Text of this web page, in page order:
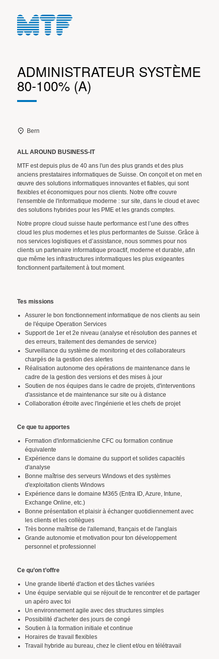
ADMINISTRATEUR SYSTÈME
80-100% (A)
Bern
ALL AROUND BUSINESS-IT
MTF est depuis plus de 40 ans l'un des plus grands et des plus
anciens prestataires informatiques de Suisse. On conçoit et on met en
œuvre des solutions informatiques innovantes et fiables, qui sont
flexibles et économiques pour nos clients. Notre offre couvre
l'ensemble de l'informatique moderne : sur site, dans le cloud et avec
des solutions hybrides pour les PME et les grands comptes.
Notre propre cloud suisse haute performance est l’une des offres
cloud les plus modernes et les plus performantes de Suisse. Grâce à
nos services logistiques et d’assistance, nous sommes pour nos
clients un partenaire informatique proactif, moderne et durable, afin
que même les infrastructures informatiques les plus exigeantes
fonctionnent parfaitement à tout moment.
Tes missions
Assurer le bon fonctionnement informatique de nos clients au sein
de l'équipe Operation Services
Support de 1er et 2e niveau (analyse et résolution des pannes et
des erreurs, traitement des demandes de service)
Surveillance du système de monitoring et des collaborateurs
chargés de la gestion des alertes
Réalisation autonome des opérations de maintenance dans le
cadre de la gestion des versions et des mises à jour
Soutien de nos équipes dans le cadre de projets, d'interventions
d'assistance et de maintenance sur site ou à distance
Collaboration étroite avec l'ingénierie et les chefs de projet
Ce que tu apportes
Formation d'informaticien/ne CFC ou formation continue
équivalente
Expérience dans le domaine du support et solides capacités
d'analyse
Bonne maîtrise des serveurs Windows et des systèmes
d'exploitation clients Windows
Expérience dans le domaine M365 (Entra ID, Azure, Intune,
Exchange Online, etc.)
Bonne présentation et plaisir à échanger quotidiennement avec
les clients et les collègues
Très bonne maîtrise de l'allemand, français et de l'anglais
Grande autonomie et motivation pour ton développement
personnel et professionnel
Ce qu’on t’offre
Une grande liberté d'action et des tâches variées
Une équipe serviable qui se réjouit de te rencontrer et de partager
un apéro avec toi
Un environnement agile avec des structures simples
Possibilité d'acheter des jours de congé
Soutien à la formation initiale et continue
Horaires de travail flexibles
Travail hybride au bureau, chez le client et/ou en télétravail